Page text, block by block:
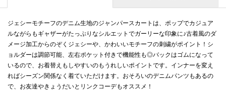
ジェシーモチーフのデニム生地のジャンパースカートは、ポップでカジュア
ルながらもギャザーがたっぷりなシルエットでガーリーな印象に♪古着風のダ
メージ加工からのぞくジェシーや、かわいいモチーフの刺繍がポイント！シ
ョルダーは調節可能、左右ポケット付きで機能性も◎バックはゴムになって
いるので、お着替えもしやすいのもうれしいポイントです。インナーを変え
ればシーズン関係なく着ていただけます。おそろいのデニムパンツもあるの
で、お友達やきょうだいとリンクコーデもオススメ！